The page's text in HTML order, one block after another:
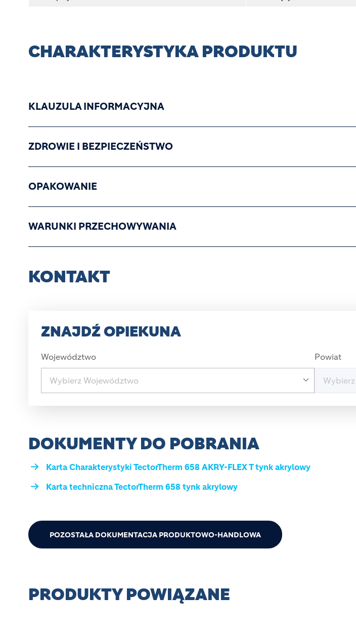
CHARAKTERYSTYKA PRODUKTU
KLAUZULA INFORMACYJNA
ZDROWIE I BEZPIECZEŃSTWO
OPAKOWANIE
WARUNKI PRZECHOWYWANIA
KONTAKT
ZNAJDŹ OPIEKUNA
Województwo Powiat
DOKUMENTY DO POBRANIA
Karta Charakterystyki TectorTherm 658 AKRY-FLEX T tynk akrylowy
Karta techniczna TectorTherm 658 tynk akrylowy
POZOSTAŁA DOKUMENTACJA PRODUKTOWO-HANDLOWA
PRODUKTY POWIĄZANE